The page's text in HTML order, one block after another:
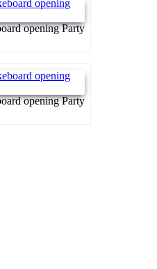
opening Party
opening Party